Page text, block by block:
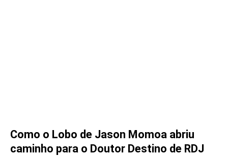
Como o Lobo de Jason Momoa abriu
caminho para o Doutor Destino de RDJ